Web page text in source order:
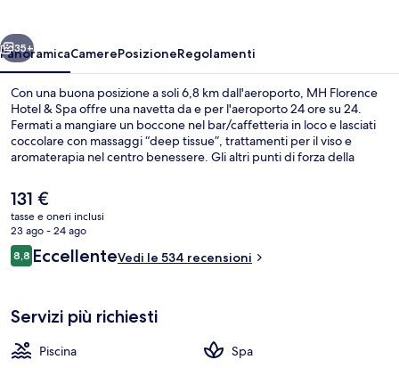
Avanti
35+
PanoramicaCamerePosizioneRegolamenti
Con una buona posizione a soli 6,8 km dall'aeroporto, MH Florence
Hotel & Spa offre una navetta da e per l'aeroporto 24 ore su 24.
Fermati a mangiare un boccone nel bar/caffetteria in loco e lasciati
coccolare con massaggi “deep tissue”, trattamenti per il viso e
aromaterapia nel centro benessere. Gli altri punti di forza della
un bar a bordo piscina. La struttura è a pochi passi da Fermata del
tram di Fratelli Rosselli, mentre Fermata del tram di Alamanni -
Stazione Santa Maria Novella si trova a 4 min a piedi.
Il
prezzo
attuale
è
131 €
131 €
tasse e oneri inclusi
23 ago - 24 ago
Recensioni
8,88,8 su 10
EccellenteVedi le 534 recensioni
Servizi più richiesti
Piscina
Spa